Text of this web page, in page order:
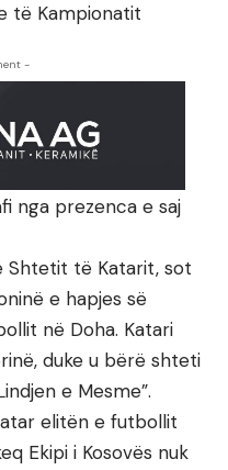
të Kampionatit
-
nga prezenca e saj
Shtetit të Katarit, sot
e hapjes së
në Doha. Katari
duke u bërë shteti
e Mesme”.
elitën e futbollit
Ekipi i Kosovës nuk